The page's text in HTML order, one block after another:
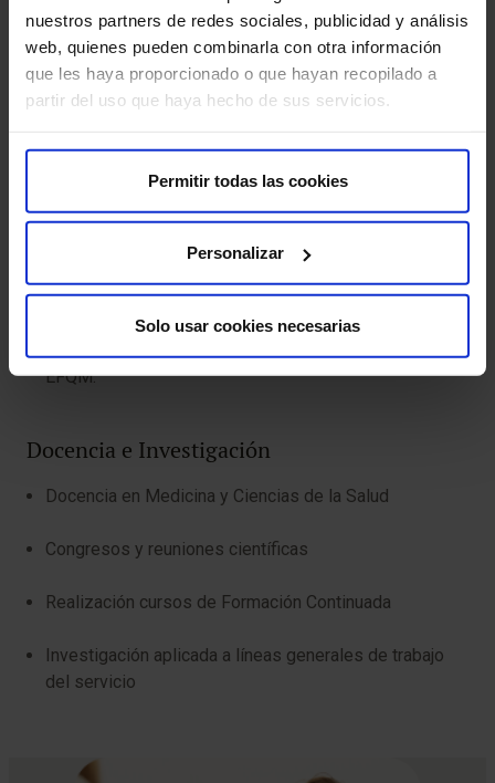
nuestros partners de redes sociales, publicidad y análisis
web, quienes pueden combinarla con otra información
que les haya proporcionado o que hayan recopilado a
partir del uso que haya hecho de sus servicios.
Permitir todas las cookies
Personalizar
Solo usar cookies necesarias
sanitarias regionales, nacionales e internacionales.
Calidad y Seguridad del Paciente
Antibiótica, Comisión de Seguridad del Paciente,
Comité de Enfermería.
calidad en el hospital.
Participación en grupos de mejora y autoevaluación
EFQM.
Docencia e Investigación
Docencia en Medicina y Ciencias de la Salud
Congresos y reuniones científicas
Realización cursos de Formación Continuada
Investigación aplicada a líneas generales de trabajo
del servicio